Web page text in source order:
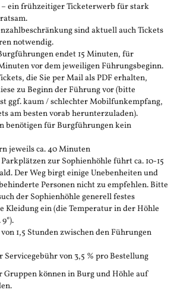
– ein frühzeitiger Ticketerwerb für stark
sind aktuell auch Tickets
notwendig.
endet 15 Minuten, für
vor dem jeweiligen Führungsbeginn.
die Sie per Mail als PDF erhalten,
zu Beginn der Führung vor (bitte
ggf. kaum / schlechter Mobilfunkempfang,
am besten vorab herunterzuladen).
benötigen für Burgführungen kein
jeweils ca. 40 Minuten
zur Sophienhöhle führt ca. 10-15
Der Weg birgt einige Unebenheiten und
Personen nicht zu empfehlen. Bitte
der Sophienhöhle generell festes
Kleidung ein (die Temperatur in der Höhle
1,5 Stunden zwischen den Führungen
Servicegebühr von 3,5 % pro Bestellung
können in Burg und Höhle auf